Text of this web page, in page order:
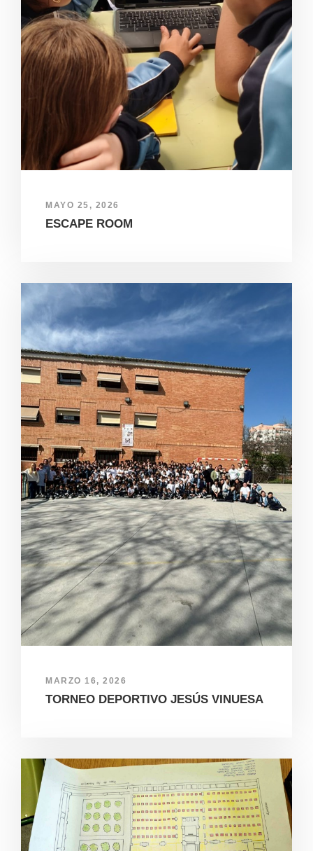
MAYO 25, 2026
ESCAPE ROOM
MARZO 16, 2026
TORNEO DEPORTIVO JESÚS VINUESA